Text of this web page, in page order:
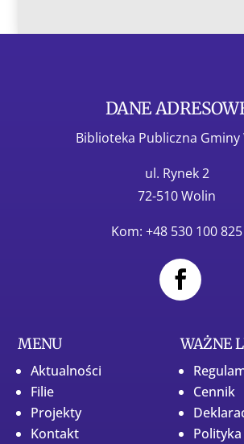
DANE
Biblioteka Publiczna Gminy
ul. Rynek 2
72-510 Wolin
Kom: +48 530 100 825
MENU
Aktualności
Filie
Projekty
Kontakt
WAŻNE
Cennik